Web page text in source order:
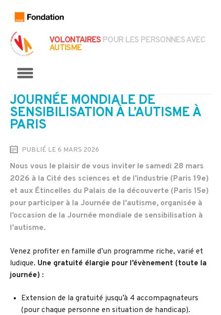
VOLONTAIRES POUR LES PERSONNES AVEC
AUTISME
JOURNÉE MONDIALE DE
SENSIBILISATION À L’AUTISME À
PARIS
PUBLIÉ LE 6 MARS 2026
Nous vous le plaisir de vous inviter le samedi 28 mars
2026 à la Cité des sciences et de l’industrie (Paris 19e)
et aux Étincelles du Palais de la découverte (Paris 15e)
pour participer à la Journée de l’autisme, organisée à
l’occasion de la Journée mondiale de sensibilisation à
l’autisme.
Venez profiter en famille d’un programme riche, varié et
ludique. Une gratuité élargie pour l’évènement (toute la
journée) :
Extension de la gratuité jusqu’à 4 accompagnateurs
(pour chaque personne en situation de handicap).